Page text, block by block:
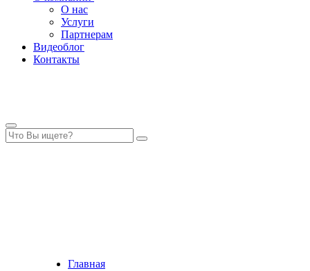
О нас
Услуги
Партнерам
Видеоблог
Контакты
Главная